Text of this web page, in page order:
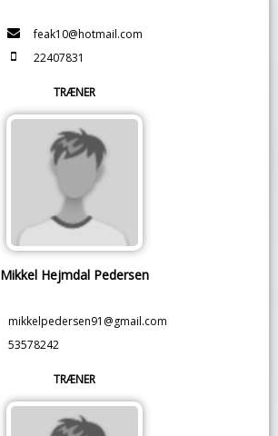
feak10@hotmail.com
22407831
TRÆNER
Mikkel Hejmdal Pedersen
mikkelpedersen91@gmail.com
53578242
TRÆNER